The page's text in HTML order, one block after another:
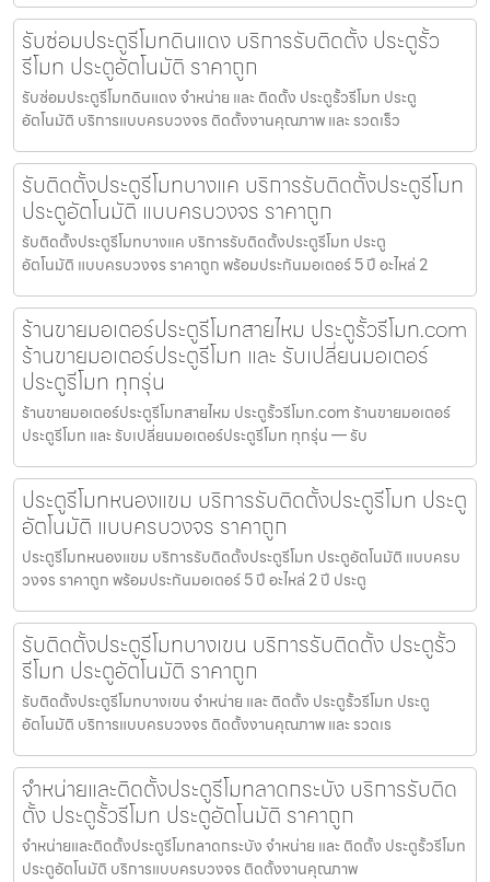
รับซ่อมประตูรีโมทดินแดง บริการรับติดตั้ง ประตูรั้ว
รีโมท ประตูอัตโนมัติ ราคาถูก
รับซ่อมประตูรีโมทดินแดง จำหน่าย และ ติดตั้ง ประตูรั้วรีโมท ประตู
อัตโนมัติ บริการแบบครบวงจร ติดตั้งงานคุณภาพ และ รวดเร็ว
รับติดตั้งประตูรีโมทบางแค บริการรับติดตั้งประตูรีโมท
ประตูอัตโนมัติ แบบครบวงจร ราคาถูก
รับติดตั้งประตูรีโมทบางแค บริการรับติดตั้งประตูรีโมท ประตู
อัตโนมัติ แบบครบวงจร ราคาถูก พร้อมประกันมอเตอร์ 5 ปี อะไหล่ 2
ร้านขายมอเตอร์ประตูรีโมทสายไหม ประตูรั้วรีโมท.com
ร้านขายมอเตอร์ประตูรีโมท และ รับเปลี่ยนมอเตอร์
ประตูรีโมท ทุกรุ่น
ร้านขายมอเตอร์ประตูรีโมทสายไหม ประตูรั้วรีโมท.com ร้านขายมอเตอร์
ประตูรีโมท และ รับเปลี่ยนมอเตอร์ประตูรีโมท ทุกรุ่น — รับ
ประตูรีโมทหนองแขม บริการรับติดตั้งประตูรีโมท ประตู
อัตโนมัติ แบบครบวงจร ราคาถูก
ประตูรีโมทหนองแขม บริการรับติดตั้งประตูรีโมท ประตูอัตโนมัติ แบบครบ
วงจร ราคาถูก พร้อมประกันมอเตอร์ 5 ปี อะไหล่ 2 ปี ประตู
รับติดตั้งประตูรีโมทบางเขน บริการรับติดตั้ง ประตูรั้ว
รีโมท ประตูอัตโนมัติ ราคาถูก
รับติดตั้งประตูรีโมทบางเขน จำหน่าย และ ติดตั้ง ประตูรั้วรีโมท ประตู
อัตโนมัติ บริการแบบครบวงจร ติดตั้งงานคุณภาพ และ รวดเร
จำหน่ายและติดตั้งประตูรีโมทลาดกระบัง บริการรับติด
ตั้ง ประตูรั้วรีโมท ประตูอัตโนมัติ ราคาถูก
จำหน่ายและติดตั้งประตูรีโมทลาดกระบัง จำหน่าย และ ติดตั้ง ประตูรั้วรีโมท
ประตูอัตโนมัติ บริการแบบครบวงจร ติดตั้งงานคุณภาพ